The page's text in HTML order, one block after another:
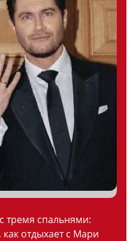
тремя спальнями:
отдыхает с Мари